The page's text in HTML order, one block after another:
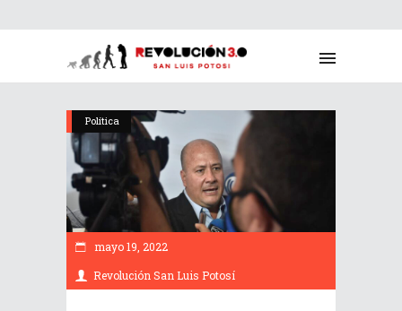
Política
mayo 19, 2022
Revolución San Luis Potosí